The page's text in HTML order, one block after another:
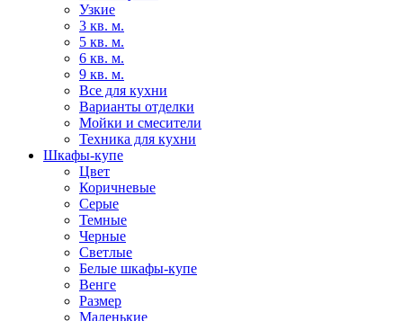
Узкие
3 кв. м.
5 кв. м.
6 кв. м.
9 кв. м.
Все для кухни
Варианты отделки
Мойки и смесители
Техника для кухни
Шкафы-купе
Цвет
Коричневые
Серые
Темные
Черные
Светлые
Белые шкафы-купе
Венге
Размер
Маленькие